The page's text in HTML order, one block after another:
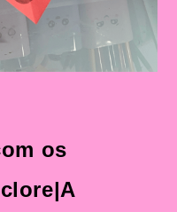
os